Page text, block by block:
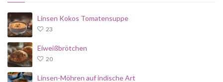
Linsen Kokos Tomatensuppe
23
Eiweißbrötchen
20
Linsen-Möhren auf indische Art